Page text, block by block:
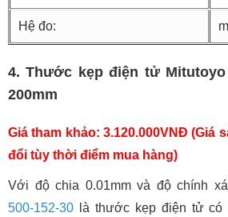
Hệ đo: m
4. Thước kẹp điện tử Mitutoyo
200mm
Giá tham khảo: 3.120.000VNĐ (Giá
đổi tùy thời điểm mua hàng)
Với độ chia 0.01mm và độ chính
500-152-30 là thước kẹp điện tử có